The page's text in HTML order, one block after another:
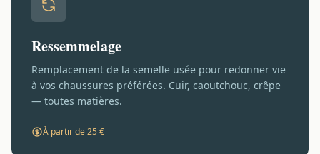
Ressemmelage
Remplacement de la semelle usée pour redonner vie
à vos chaussures préférées. Cuir, caoutchouc, crêpe
— toutes matières.
À partir de 25 €